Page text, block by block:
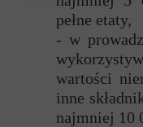
pełne etaty,
- w
wartości
inne
najmniej 10